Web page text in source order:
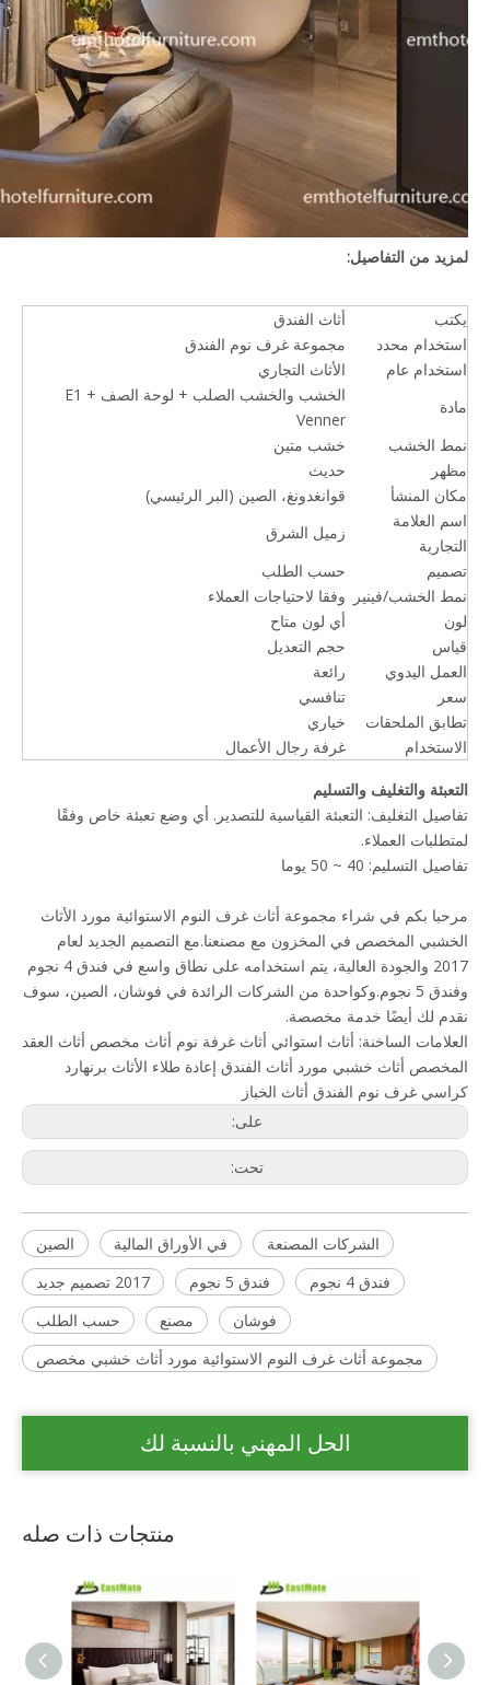
لمزيد من التفاصيل:
يكتب
أثاث الفندق
استخدام محدد
مجموعة غرف نوم الفندق
استخدام عام
الأثاث التجاري
مادة
الخشب والخشب الصلب + لوحة الصف E1 +
Venner
نمط الخشب
خشب متين
مظهر
حديث
مكان المنشأ
قوانغدونغ، الصين (البر الرئيسي)
اسم العلامة
التجارية
زميل الشرق
تصميم
حسب الطلب
نمط الخشب/فينير
وفقا لاحتياجات العملاء
لون
أي لون متاح
قياس
حجم التعديل
العمل اليدوي
رائعة
سعر
تنافسي
تطابق الملحقات
خياري
الاستخدام
غرفة رجال الأعمال
التعبئة والتغليف والتسليم
تفاصيل التغليف: التعبئة القياسية للتصدير. أي وضع تعبئة خاص وفقًا
لمتطلبات العملاء.
تفاصيل التسليم: 40 ~ 50 يوما
مرحبا بكم في شراء مجموعة أثاث غرف النوم الاستوائية مورد الأثاث
الخشبي المخصص في المخزون مع مصنعنا.مع التصميم الجديد لعام
2017 والجودة العالية، يتم استخدامه على نطاق واسع في فندق 4 نجوم
وفندق 5 نجوم.وكواحدة من الشركات الرائدة في فوشان، الصين، سوف
نقدم لك أيضًا خدمة مخصصة.
العلامات الساخنة: أثاث استوائي أثاث غرفة نوم أثاث مخصص أثاث العقد
المخصص أثاث خشبي مورد أثاث الفندق إعادة طلاء الأثاث برنهارد
كراسي غرف نوم الفندق أثاث الخباز
على:
تحت:
الصين في الأوراق المالية
الشركات المصنعة
2017 تصميم جديد
فندق 5 نجوم
فندق 4 نجوم
حسب الطلب
مصنع
فوشان
مجموعة أثاث غرف النوم الاستوائية مورد أثاث خشبي مخصص
الحل المهني بالنسبة لك
منتجات ذات صله